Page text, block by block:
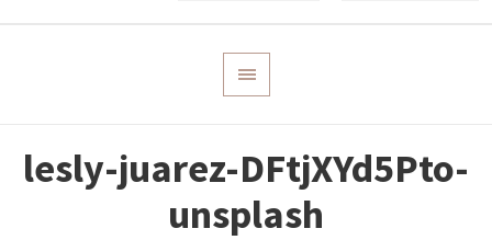
lesly-juarez-DFtjXYd5Pto-
unsplash